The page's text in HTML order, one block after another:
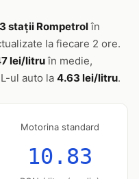
3 stații Rompetrolîn
la fiecare 2 ore.
lei/litruîn medie,
ul auto la 4.63 lei/litru.
Motorina standard
10.83